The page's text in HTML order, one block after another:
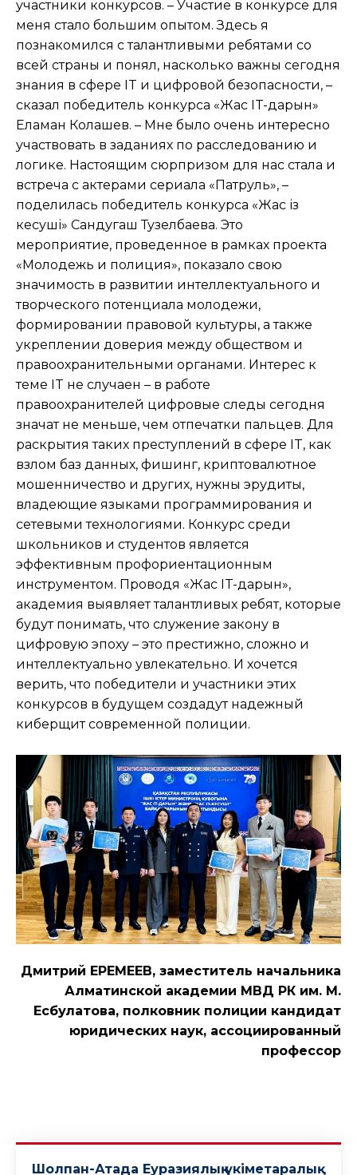
участники конкурсов. – Участие в конкурсе для
меня стало большим опытом. Здесь я
познакомился с талантливыми ребятами со
всей страны и понял, насколько важны сегодня
знания в сфере IT и цифровой безопасности, –
сказал победитель конкурса «Жас IT-дарын»
Еламан Колашев. – Мне было очень интересно
участвовать в заданиях по расследованию и
логике. Настоящим сюрпризом для нас стала и
встреча с актерами сериала «Патруль», –
поделилась победитель конкурса «Жас із
кесуші» Сандугаш Тузелбаева. Это
мероприятие, проведенное в рамках проекта
«Молодежь и полиция», показало свою
значимость в развитии интеллектуального и
творческого потенциала молодежи,
формировании правовой культуры, а также
укреплении доверия между обществом и
правоохранительными органами. Интерес к
теме IT не случаен – в работе
правоохранителей цифровые следы сегодня
значат не меньше, чем отпечатки пальцев. Для
раскрытия таких преступлений в сфере IT, как
взлом баз данных, фишинг, криптовалютное
мошенничество и других, нужны эрудиты,
владеющие языками программирования и
сетевыми технологиями. Конкурс среди
школьников и студентов является
эффективным профориентационным
инструментом. Проводя «Жас IT-дарын»,
академия выявляет талантливых ребят, которые
будут понимать, что служение закону в
цифровую эпоху – это престижно, сложно и
интеллектуально увлекательно. И хочется
верить, что победители и участники этих
конкурсов в будущем создадут надежный
киберщит современной полиции.
Дмитрий ЕРЕМЕЕВ, заместитель начальника
Алматинской академии МВД РК им. М.
Есбулатова, полковник полиции кандидат
юридических наук, ассоциированный
профессор
Шолпан-Атада Еуразиялық үкіметаралық